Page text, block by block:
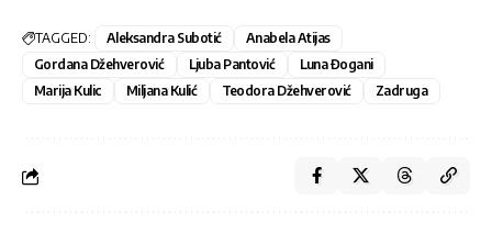
TAGGED: Aleksandra Subotić
Anabela Atijas
Gordana Džehverović
Ljuba Pantović
Luna Đogani
Marija Kulic
Miljana Kulić Teodora Džehverović Zadruga